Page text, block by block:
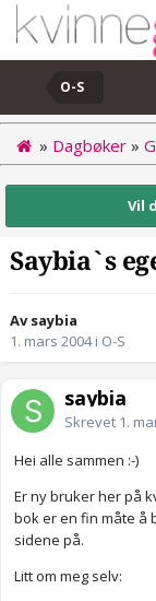
O-S
» Dagbøker »
Vil
Saybia`s
Av saybia
1. mars 2004i O-S
saybia
Skrevet 1.
Hei alle sammen :-)
Er ny bruker her på
bok er en fin måte å
sidene på.
Litt om meg selv: